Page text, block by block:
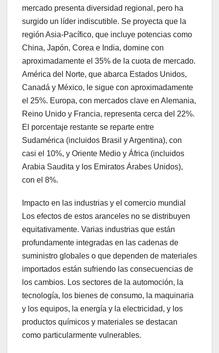
mercado presenta diversidad regional, pero ha
surgido un líder indiscutible. Se proyecta que la
región Asia-Pacífico, que incluye potencias como
China, Japón, Corea e India, domine con
aproximadamente el 35% de la cuota de mercado.
América del Norte, que abarca Estados Unidos,
Canadá y México, le sigue con aproximadamente
el 25%. Europa, con mercados clave en Alemania,
Reino Unido y Francia, representa cerca del 22%.
El porcentaje restante se reparte entre
Sudamérica (incluidos Brasil y Argentina), con
casi el 10%, y Oriente Medio y África (incluidos
Arabia Saudita y los Emiratos Árabes Unidos),
con el 8%.
Impacto en las industrias y el comercio mundial
Los efectos de estos aranceles no se distribuyen
equitativamente. Varias industrias que están
profundamente integradas en las cadenas de
suministro globales o que dependen de materiales
importados están sufriendo las consecuencias de
los cambios. Los sectores de la automoción, la
tecnología, los bienes de consumo, la maquinaria
y los equipos, la energía y la electricidad, y los
productos químicos y materiales se destacan
como particularmente vulnerables.